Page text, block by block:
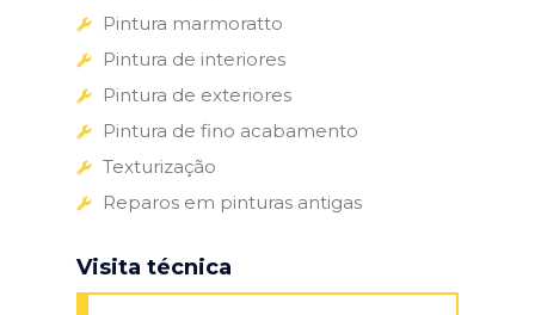
Pintura marmoratto
Pintura de interiores
Pintura de exteriores
Pintura de fino acabamento
Texturização
Reparos em pinturas antigas
Visita técnica